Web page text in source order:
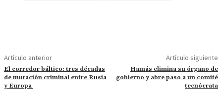
Artículo anterior
El corredor báltico: tres décadas
de mutación criminal entre Rusia
y Europa
Artículo siguiente
Hamás elimina su órgano de
gobierno y abre paso a un comité
tecnócrata